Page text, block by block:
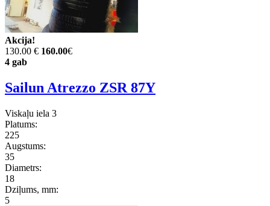
Akcija!
130.00 € 160.00€
4 gab
Sailun Atrezzo ZSR 87Y
Viskaļu iela 3
Platums:
225
Augstums:
35
Diametrs:
18
Dziļums, mm:
5